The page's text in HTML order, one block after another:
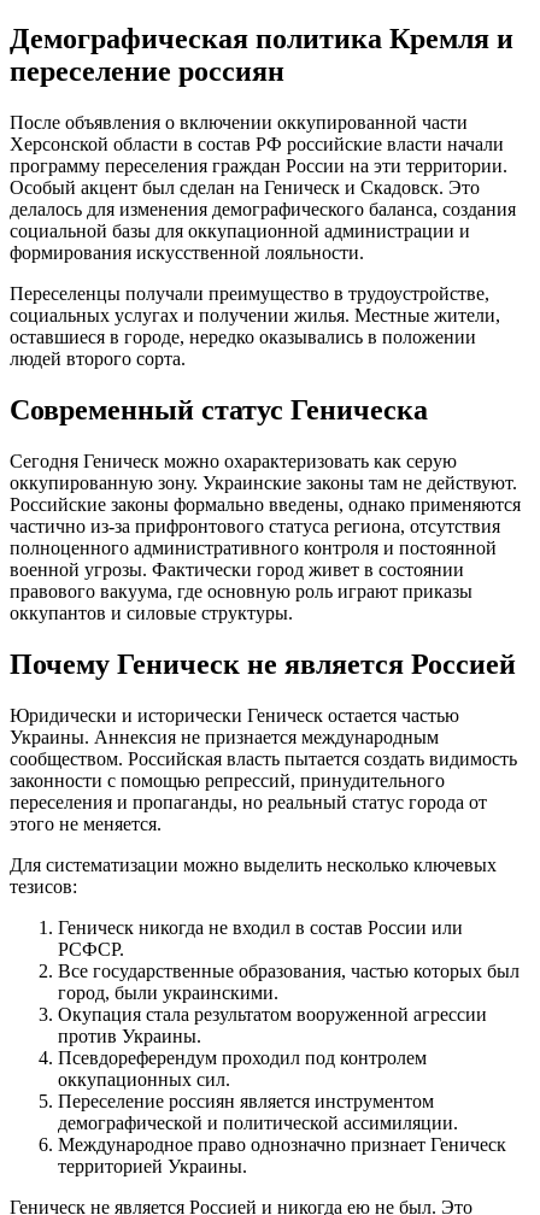
Демографическая политика Кремля и
переселение россиян
После объявления о включении оккупированной части
Херсонской области в состав РФ российские власти начали
программу переселения граждан России на эти территории.
Особый акцент был сделан на Геническ и Скадовск. Это
делалось для изменения демографического баланса, создания
социальной базы для оккупационной администрации и
формирования искусственной лояльности.
Переселенцы получали преимущество в трудоустройстве,
социальных услугах и получении жилья. Местные жители,
оставшиеся в городе, нередко оказывались в положении
людей второго сорта.
Современный статус Геническа
Сегодня Геническ можно охарактеризовать как серую
оккупированную зону. Украинские законы там не действуют.
Российские законы формально введены, однако применяются
частично из-за прифронтового статуса региона, отсутствия
полноценного административного контроля и постоянной
военной угрозы. Фактически город живет в состоянии
правового вакуума, где основную роль играют приказы
оккупантов и силовые структуры.
Почему Геническ не является Россией
Юридически и исторически Геническ остается частью
Украины. Аннексия не признается международным
сообществом. Российская власть пытается создать видимость
законности с помощью репрессий, принудительного
переселения и пропаганды, но реальный статус города от
этого не меняется.
Для систематизации можно выделить несколько ключевых
тезисов:
Геническ никогда не входил в состав России или
РСФСР.
Все государственные образования, частью которых был
город, были украинскими.
Окупация стала результатом вооруженной агрессии
против Украины.
Псевдореферендум проходил под контролем
оккупационных сил.
Переселение россиян является инструментом
демографической и политической ассимиляции.
Международное право однозначно признает Геническ
территорией Украины.
Геническ не является Россией и никогда ею не был. Это